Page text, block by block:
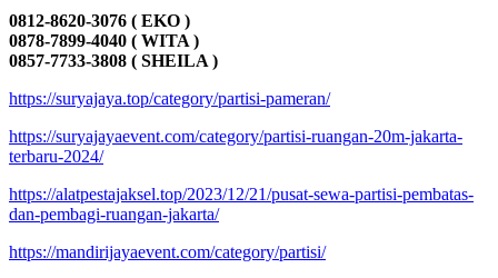
0812-8620-3076 ( EKO )
0878-7899-4040 ( WITA )
0857-7733-3808 ( SHEILA )
https://suryajaya.top/category/partisi-pameran/
https://suryajayaevent.com/category/partisi-ruangan-20m-jakarta-
terbaru-2024/
https://alatpestajaksel.top/2023/12/21/pusat-sewa-partisi-pembatas-
dan-pembagi-ruangan-jakarta/
https://mandirijayaevent.com/category/partisi/